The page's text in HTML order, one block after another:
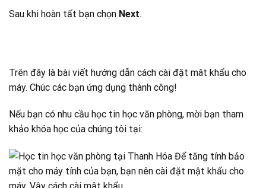
Sau khi hoàn tất bạn chọn Next.
Trên đây là bài viết hướng dẫn cách cài đặt mât khẩu cho
máy. Chúc các bạn ứng dụng thành công!
Nếu bạn có nhu cầu học tin học văn phòng, mời bạn tham
khảo khóa học của chúng tôi tại: